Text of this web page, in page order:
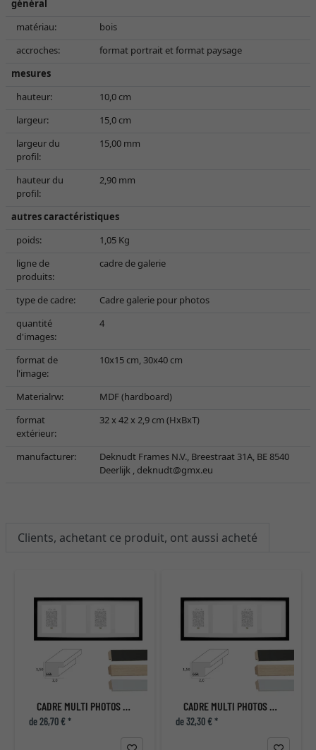
général
matériau:
bois
accroches:
format portrait et format paysage
mesures
hauteur:
10,0 cm
largeur:
15,0 cm
largeur du
profil:
15,00 mm
hauteur du
profil:
2,90 mm
autres caractéristiques
poids:
1,05 Kg
ligne de
produits:
cadre de galerie
type de cadre:
Cadre galerie pour photos
quantité
d'images:
4
format de
l'image:
10x15 cm, 30x40 cm
Materialrw:
MDF (hardboard)
format
extérieur:
32 x 42 x 2,9 cm (HxBxT)
manufacturer:
Deknudt Frames N.V., Breestraat 31A, BE 8540
Deerlijk , deknudt@gmx.eu
Clients, achetant ce produit, ont aussi acheté
CADRE MULTI PHOTOS JULIETTE POUR 4 PHOTOS
de 26,70 € *
CADRE MULTI PHOTOS JULIETTE POUR 4 PHOTOS
de 32,30 € *